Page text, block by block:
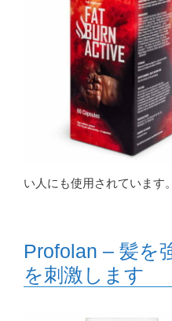
い人にも使用されています。
Profolan – 髪を
を刺激します